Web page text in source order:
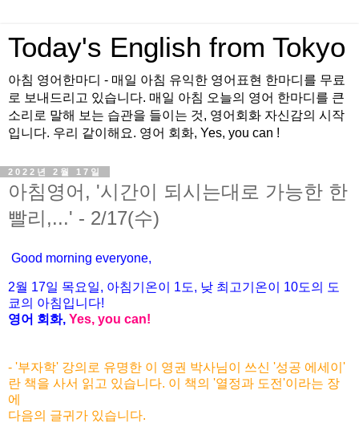
Today's English from Tokyo
아침 영어한마디 - 매일 아침 유익한 영어표현 한마디를 무료
로 보내드리고 있습니다. 매일 아침 오늘의 영어 한마디를 큰
소리로 말해 보는 습관을 들이는 것, 영어회화 자신감의 시작
입니다. 우리 같이해요. 영어 회화, Yes, you can !
2022년 2월 17일
아침영어, '시간이 되시는대로 가능한 한
빨리,...' - 2/17(수)
Good morning everyone,
2월 17일 목요일, 아침기온이 1도, 낮 최고기온이 10도의 도
쿄의 아침입니다!
영어 회화, Yes, you can!
- '부자학' 강의로 유명한 이 영권 박사님이 쓰신 '성공 에세이'
란 책을 사서 읽고 있습니다. 이 책의 '열정과 도전'이라는 장
에
다음의 글귀가 있습니다.